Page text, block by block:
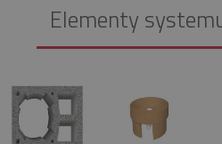
Elementy